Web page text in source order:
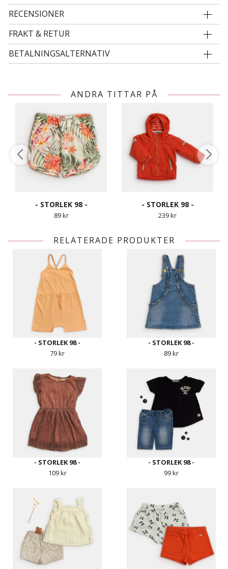
RECENSIONER
FRAKT & RETUR
BETALNINGSALTERNATIV
ANDRA TITTAR PÅ
- STORLEK 98 -
89 kr
- STORLEK 98 -
239 kr
RELATERADE PRODUKTER
- STORLEK 98 -
79 kr
- STORLEK 98 -
89 kr
- STORLEK 98 -
109 kr
- STORLEK 98 -
99 kr